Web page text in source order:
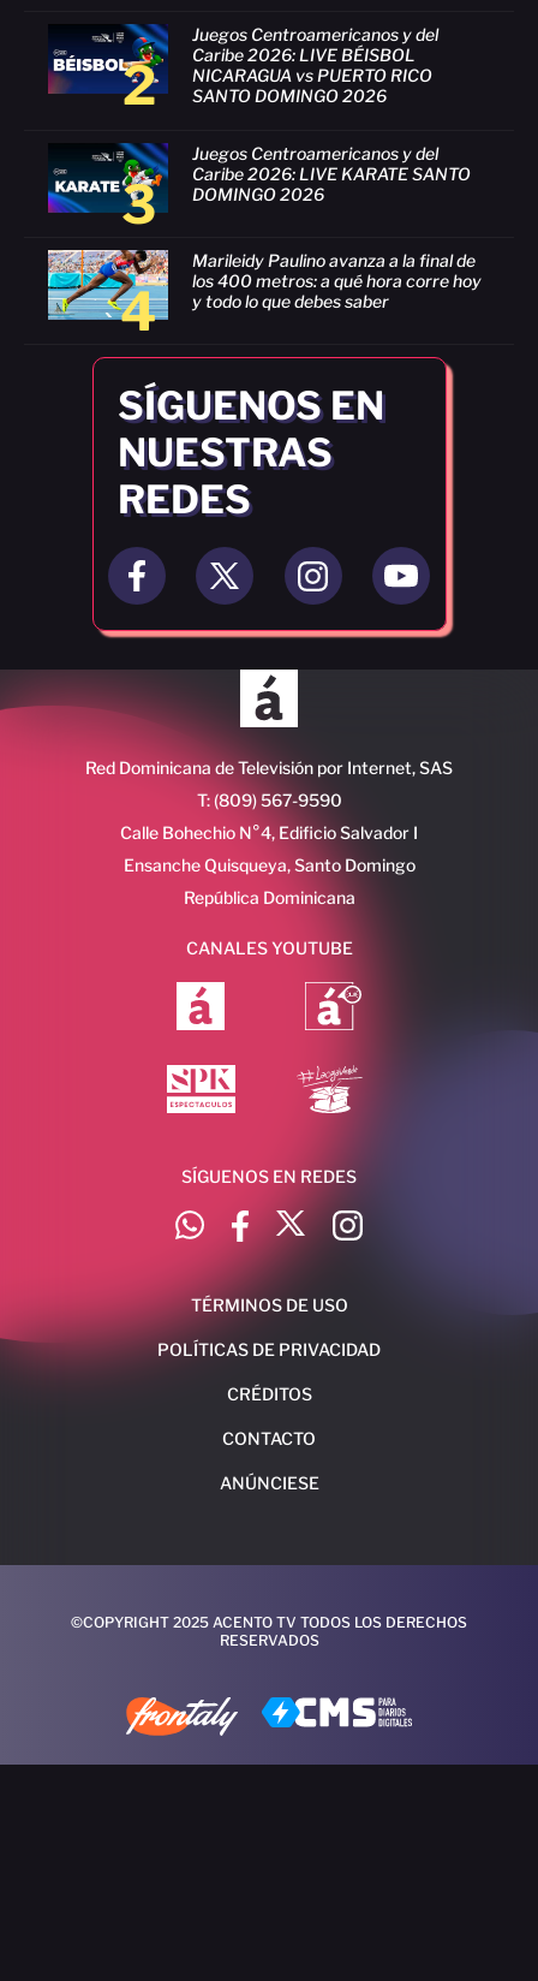
2
Juegos Centroamericanos y del
Caribe 2026: LIVE BÉISBOL
NICARAGUA vs PUERTO RICO
SANTO DOMINGO 2026
3
Juegos Centroamericanos y del
Caribe 2026: LIVE KARATE SANTO
DOMINGO 2026
4
Marileidy Paulino avanza a la final de
los 400 metros: a qué hora corre hoy
y todo lo que debes saber
SÍGUENOS EN
NUESTRAS
REDES
Red Dominicana de Televisión por Internet, SAS
T: (809) 567-9590
Calle Bohechio N°4, Edificio Salvador I
Ensanche Quisqueya, Santo Domingo
República Dominicana
CANALES YOUTUBE
SÍGUENOS EN REDES
TÉRMINOS DE USO
POLÍTICAS DE PRIVACIDAD
CRÉDITOS
CONTACTO
ANÚNCIESE
©COPYRIGHT 2025 ACENTO TV TODOS LOS DERECHOS
RESERVADOS